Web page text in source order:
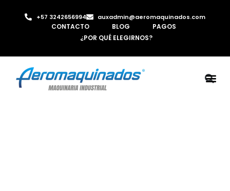
+57 3242656994 auxadmin@aeromaquinados.com
CONTACTO BLOG
PAGOS
¿POR QUÉ ELEGIRNOS?